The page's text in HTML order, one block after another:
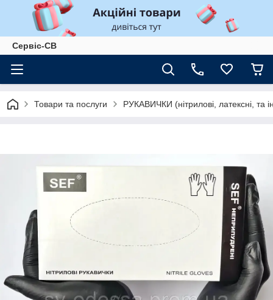
Сервіс-СВ
Товари та послуги РУКАВИЧКИ (нітрилові, латексні, та